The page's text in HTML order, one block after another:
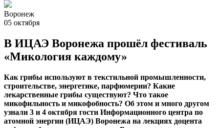
Воронеж
05 октября
В ИЦАЭ Воронежа прошёл фестиваль
«Микология каждому»
Как грибы используют в текстильной промышленности,
строительстве, энергетике, парфюмерии? Какие
лекарственные грибы существуют? Что такое
микофильность и микофобность? Об этом и много другом
узнали 3 и 4 октября гости Информационного центра по
атомной энергии (ИЦАЭ) Воронежа на лекциях доцента